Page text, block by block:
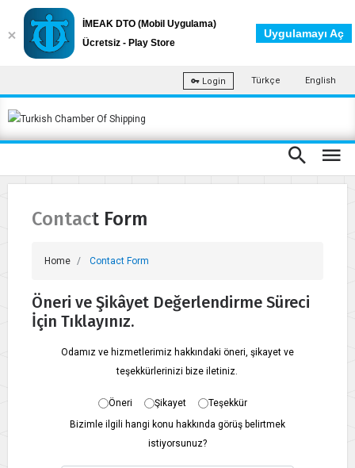
Login Türkçe English
Contact Form
Home Contact Form
Öneri ve Şikâyet Değerlendirme Süreci
İçin Tıklayınız.
Odamız ve hizmetlerimiz hakkındaki öneri, şikayet ve
teşekkürlerinizi bize iletiniz.
Öneri Şikayet
Teşekkür
Bizimle ilgili hangi konu hakkında görüş belirtmek
istiyorsunuz?
İMEAK DTO (Mobil Uygulama)
Ücretsiz - Play Store
Uygulamayı Aç